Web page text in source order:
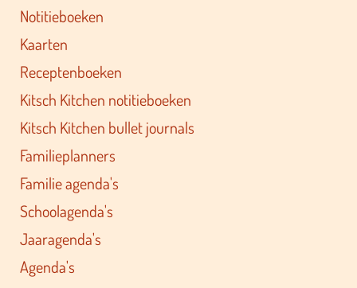
Notitieboeken
Kaarten
Receptenboeken
Kitsch Kitchen notitieboeken
Kitsch Kitchen bullet journals
Familieplanners
Familie agenda's
Schoolagenda's
Jaaragenda's
Agenda's